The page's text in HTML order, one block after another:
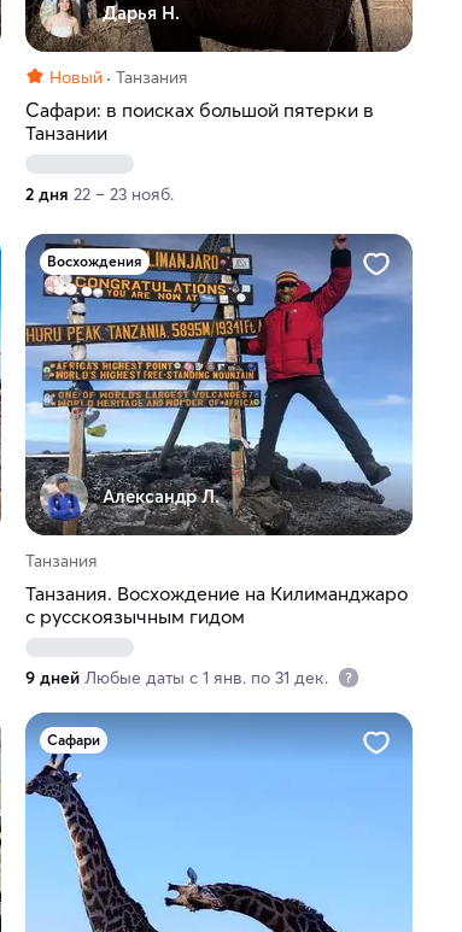
Дарья Н.
Новый Танзания
Сафари: в поисках большой пятерки в
Танзании
2 дня 22 – 23 нояб.
Восхождения
Александр Л.
Танзания
Танзания. Восхождение на Килиманджаро
с русскоязычным гидом
9 дней Любые даты с 1 янв. по 31 дек.
Сафари